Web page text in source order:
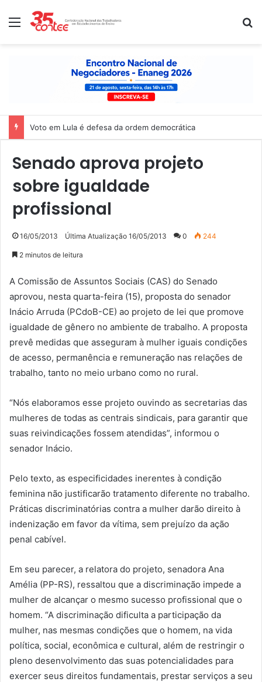
Menu
Voto em Lula é defesa da ordem democrática
Senado aprova projeto
sobre igualdade
profissional
16/05/2013 Última Atualização 16/05/2013 0 244
2 minutos de leitura
A Comissão de Assuntos Sociais (CAS) do Senado
aprovou, nesta quarta-feira (15), proposta do senador
Inácio Arruda (PCdoB-CE) ao projeto de lei que promove
igualdade de gênero no ambiente de trabalho. A proposta
prevê medidas que asseguram à mulher iguais condições
de acesso, permanência e remuneração nas relações de
trabalho, tanto no meio urbano como no rural.
“Nós elaboramos esse projeto ouvindo as secretarias das
mulheres de todas as centrais sindicais, para garantir que
suas reivindicações fossem atendidas”, informou o
senador Inácio.
Pelo texto, as especificidades inerentes à condição
feminina não justificarão tratamento diferente no trabalho.
Práticas discriminatórias contra a mulher darão direito à
indenização em favor da vítima, sem prejuízo da ação
penal cabível.
Em seu parecer, a relatora do projeto, senadora Ana
Amélia (PP-RS), ressaltou que a discriminação impede a
mulher de alcançar o mesmo sucesso profissional que o
homem. “A discriminação dificulta a participação da
mulher, nas mesmas condições que o homem, na vida
política, social, econômica e cultural, além de restringir o
pleno desenvolvimento das suas potencialidades para
exercer seus direitos fundamentais, prestar serviços a seu